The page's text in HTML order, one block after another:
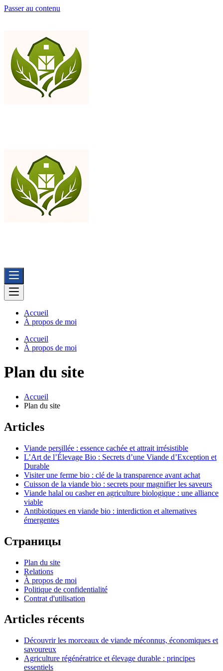
Passer au contenu
Accueil
À propos de moi
Accueil
À propos de moi
Plan du site
Accueil
Plan du site
Articles
Viande persillée : essence cachée et attrait irrésistible
L’Art de l’Élevage Bio : Secrets d’une Viande d’Exception et
Durable
Visiter une ferme bio : clé de la transparence avant achat
Cuisson de la viande bio : secrets pour magnifier les saveurs
Viande halal ou casher en agriculture biologique : une alliance
viable
Antibiotiques en viande bio : interdiction et alternatives
émergentes
Страницы
Plan du site
Relations
À propos de moi
Politique de confidentialité
Contrat d'utilisation
Articles récents
Découvrir les morceaux de viande méconnus, économiques et
savoureux
Agriculture régénératrice et élevage durable : principes
essentiels